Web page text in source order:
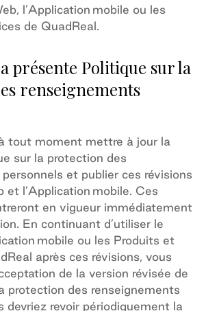
l’Application mobile ou les
de QuadReal.
présente Politique sur la
renseignements
tout moment mettre à jour la
sur la protection des
et publier ces révisions
et l’Application mobile. Ces
en vigueur immédiatement
En continuant d’utiliser le
mobile ou les Produits et
après ces révisions, vous
de la version révisée de
protection des renseignements
devriez revoir périodiquement la